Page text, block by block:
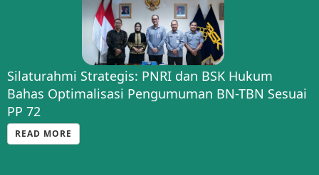
Silaturahmi Strategis: PNRI dan BSK Hukum
Bahas Optimalisasi Pengumuman BN-TBN Sesuai
PP 72
READ MORE